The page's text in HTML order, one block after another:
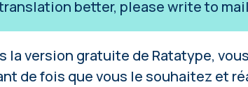
better, please write to
la version gratuite de Ratatype,
de fois que vous le souhaitez et